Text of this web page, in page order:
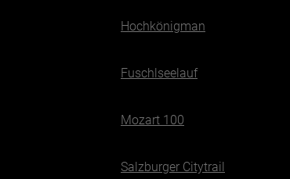
Hochkönigman
Fuschlseelauf
Mozart 100
Salzburger Citytrail